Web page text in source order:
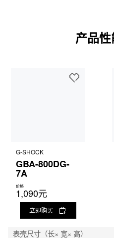
产品
G-SHOCK
GBA-800DG-
7A
价格
1,090元
立即购买
表壳尺寸（长× 宽× 高）